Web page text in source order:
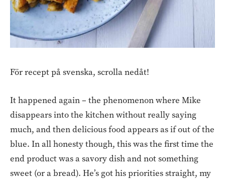
För recept på svenska, scrolla nedåt!
It happened again – the phenomenon where Mike
disappears into the kitchen without really saying
much, and then delicious food appears as if out of the
blue. In all honesty though, this was the first time the
end product was a savory dish and not something
sweet (or a bread). He’s got his priorities straight, my